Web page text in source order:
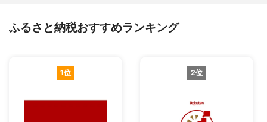
ふるさと納税おすすめランキング
1位 2位